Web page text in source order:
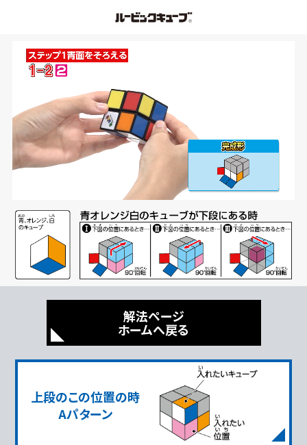
解法ページ
ホームへ戻る
上段のこの位置の時
Aパターン